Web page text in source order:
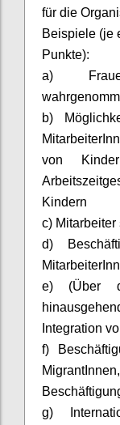
für die
Beispiele (je
Punkte):
a)
b)
von
Kindern
c)
d)
e) (Über
Integration
f)
MigrantInnen
g)